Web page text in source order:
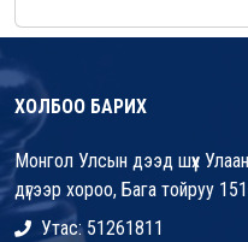
ХОЛБОО БАРИХ
Монгол Улсын дээд шүүх
дүгээр хороо, Бага тойруу
Утас: 51261811